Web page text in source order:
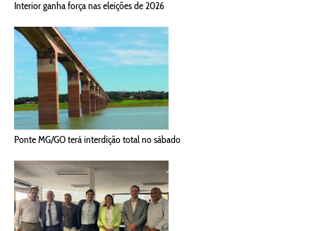
Interior ganha força nas eleições de 2026
Ponte MG/GO terá interdição total no sábado